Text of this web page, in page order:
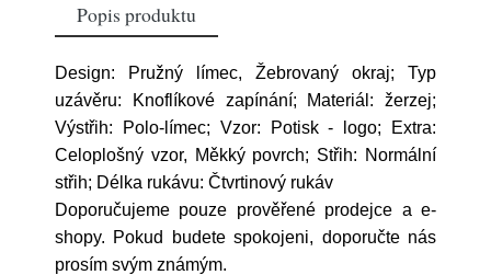
Popis produktu
Design: Pružný límec, Žebrovaný okraj; Typ
uzávěru: Knoflíkové zapínání; Materiál: žerzej;
Výstřih: Polo-límec; Vzor: Potisk - logo; Extra:
Celoplošný vzor, Měkký povrch; Střih: Normální
střih; Délka rukávu: Čtvrtinový rukáv
Doporučujeme pouze prověřené prodejce a e-
shopy. Pokud budete spokojeni, doporučte nás
prosím svým známým.